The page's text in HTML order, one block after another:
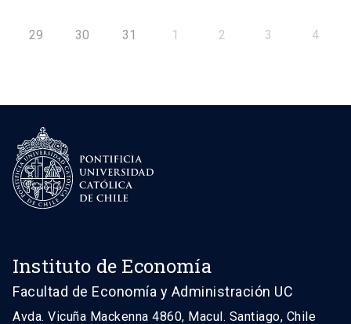
29 30 31 1 2 3 4
Instituto de Economía
Facultad de Economía y Administración UC
Avda. Vicuña Mackenna 4860, Macul. Santiago, Chile